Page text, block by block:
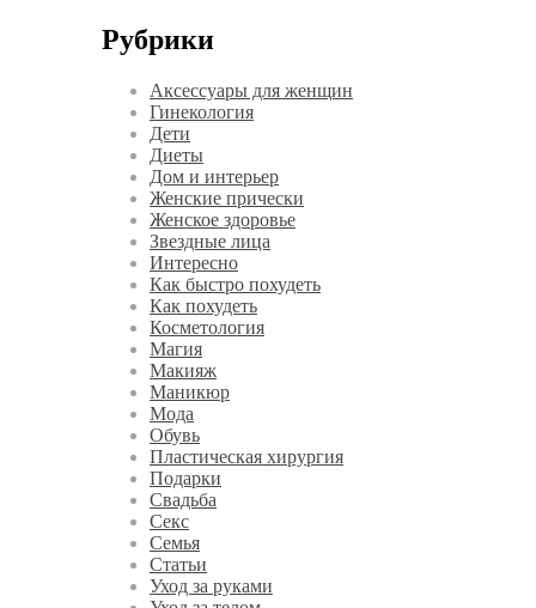
Рубрики
Аксессуары для женщин
Гинекология
Дети
Диеты
Дом и интерьер
Женские прически
Женское здоровье
Звездные лица
Интересно
Как быстро похудеть
Как похудеть
Косметология
Магия
Макияж
Маникюр
Мода
Обувь
Пластическая хирургия
Подарки
Свадьба
Секс
Семья
Статьи
Уход за руками